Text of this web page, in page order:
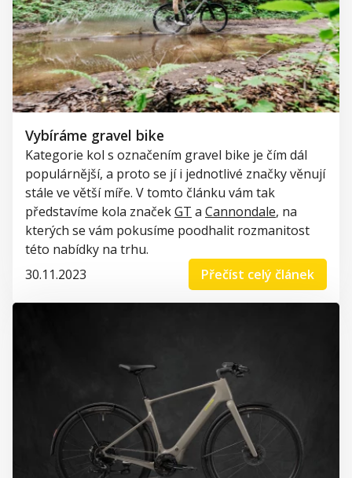
Vybíráme gravel bike
Kategorie kol s označením gravel bike je čím dál
populárnější, a proto se jí i jednotlivé značky věnují
stále ve větší míře. V tomto článku vám tak
představíme kola značekGT a Cannondale, na
kterých se vám pokusíme poodhalit rozmanitost
této nabídky na trhu.
30.11.2023
Přečíst celý článek